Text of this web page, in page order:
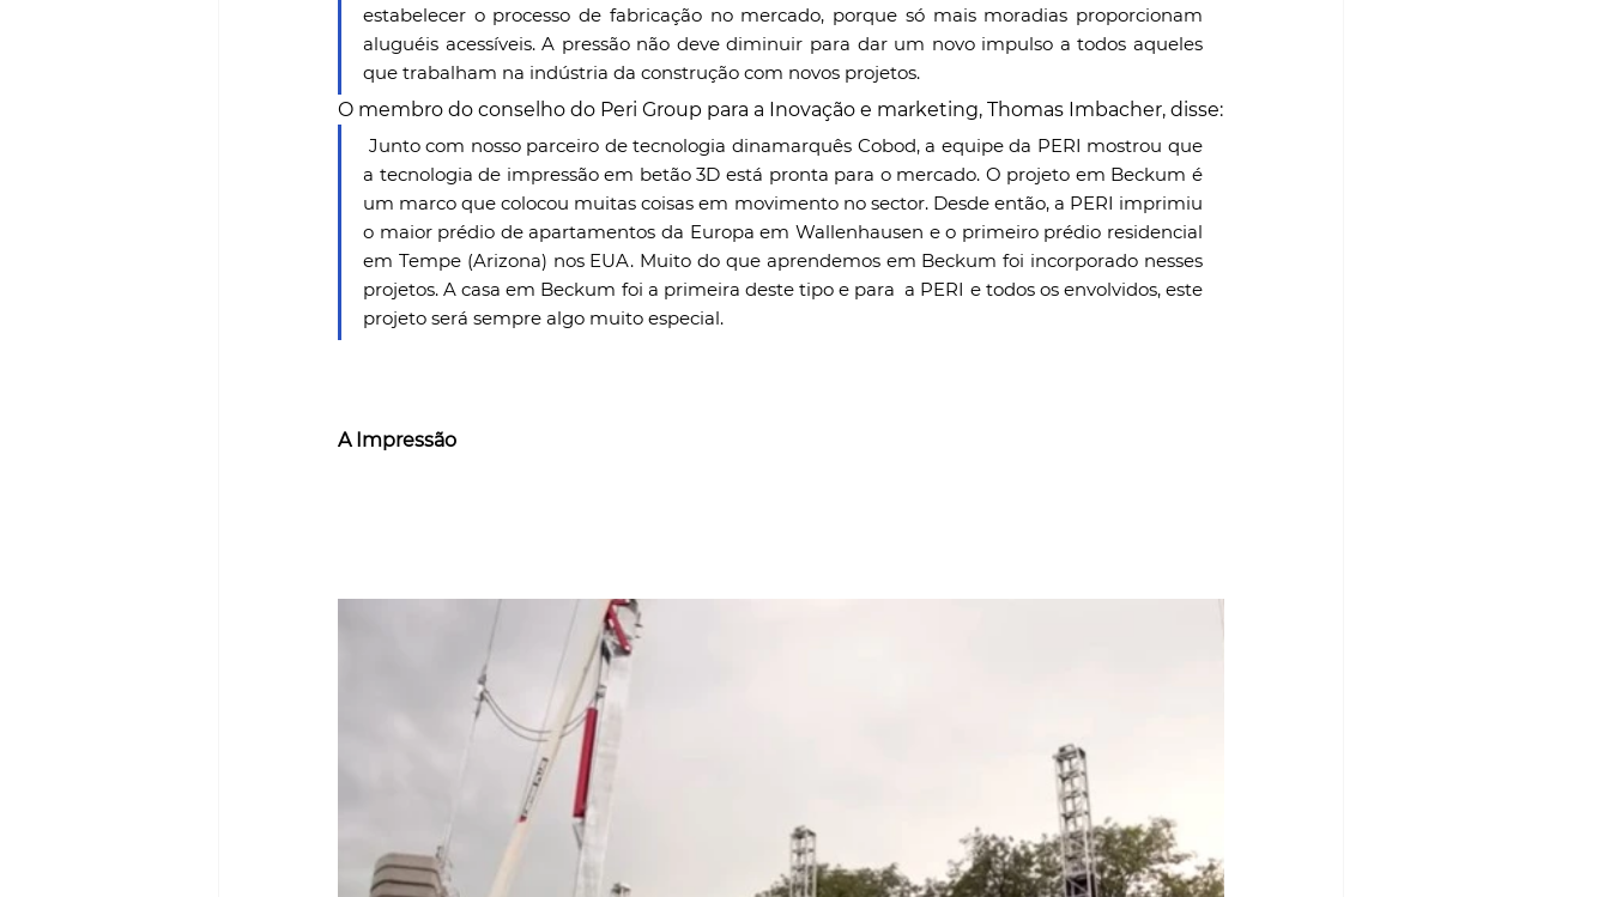
estabelecer o processo de fabricação no mercado, porque só mais moradias proporcionam
aluguéis acessíveis. A pressão não deve diminuir para dar um novo impulso a todos aqueles
que trabalham na indústria da construção com novos projetos.
O membro do conselho do Peri Group para a Inovação e marketing, Thomas Imbacher, disse:
a tecnologia de impressão em betão 3D está pronta para o mercado. O projeto em Beckum é
um marco que colocou muitas coisas em movimento no sector. Desde então, a PERI imprimiu
o maior prédio de apartamentos da Europa em Wallenhausen e o primeiro prédio residencial
em Tempe (Arizona) nos EUA. Muito do que aprendemos em Beckum foi incorporado nesses
projetos. A casa em Beckum foi a primeira deste tipo e para  a PERI e todos os envolvidos, este
projeto será sempre algo muito especial.
A Impressão